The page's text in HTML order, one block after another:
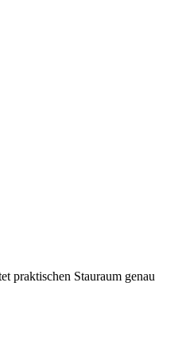
praktischen Stauraum genau